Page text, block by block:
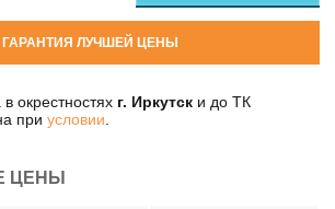
ГАРАНТИЯ ЛУЧШЕЙ ЦЕНЫ
в окрестностях г. Иркутск и до ТК
при условии
ЦЕНЫ